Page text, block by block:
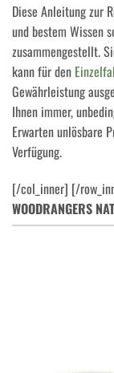
Diese Anleitung zur
und bestem Wissen
zusammengestellt.
kann für den
Gewährleistung
Ihnen immer,
Erwarten unlösbare
Verfügung.
[/col_inner] [/
WOODRANGERS